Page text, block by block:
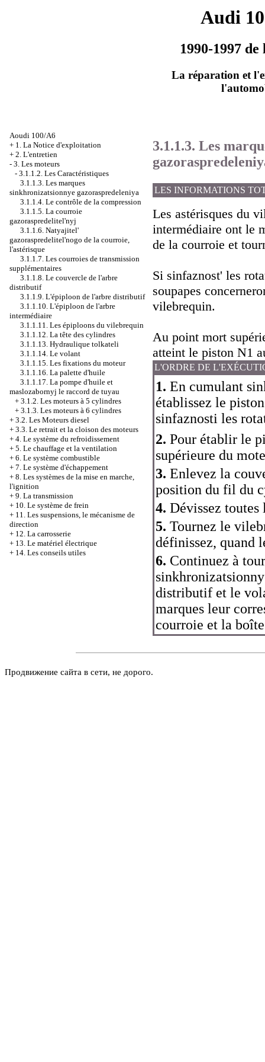
Audi
1990-1997
La réparation et
Aoudi 100/A6
+ 1. La Notice d'exploitation
+ 2. L'entretien
- 3. Les moteurs
- 3.1.1.2. Les Caractéristiques
3.1.1.3. Les marques
sinkhronizatsionnye gazoraspredeleniya
3.1.1.4. Le contrôle de la compression
3.1.1.5. La courroie
gazoraspredelitel'nyj
3.1.1.6. Natyajitel'
gazoraspredelitel'nogo de la courroie,
l'astérisque
3.1.1.7. Les courroies de transmission
supplémentaires
3.1.1.8. Le couvercle de l'arbre
distributif
3.1.1.9. L'épiploon de l'arbre distributif
3.1.1.10. L'épiploon de l'arbre
intermédiaire
3.1.1.11. Les épiploons du vilebrequin
3.1.1.12. La tête des cylindres
3.1.1.13. Hydraulique tolkateli
3.1.1.14. Le volant
3.1.1.15. Les fixations du moteur
3.1.1.16. La palette d'huile
3.1.1.17. La pompe d'huile et
maslozabornyj le raccord de tuyau
+ 3.1.2. Les moteurs à 5 cylindres
+ 3.1.3. Les moteurs à 6 cylindres
+ 3.2. Les Moteurs diesel
+ 3.3. Le retrait et la cloison des moteurs
+ 4. Le système du refroidissement
+ 5. Le chauffage et la ventilation
+ 6. Le système combustible
+ 7. Le système d'échappement
+ 8. Les systèmes de la mise en marche,
l'ignition
+ 9. La transmission
+ 10. Le système de frein
+ 11. Les suspensions, le mécanisme de
direction
+ 12. La carrosserie
+ 13. Le matériel électrique
+ 14. Les conseils utiles
3.1.1.3. Les
LES INFORMATIONS
Les astérisques du
intermédiaire ont le
de la courroie et
Si sinfaznost' les
soupapes
vilebrequin.
Au point mort
atteint le piston N1
L'ORDRE DE
1. En cumulant
établissez le
sinfaznosti les
2. Pour établir le
supérieure du
3. Enlevez la
position du fil du
4. Dévissez toutes
5. Tournez le
définissez, quand
6. Continuez à
distributif et le
marques leur
courroie et la
Продвижение сайта в сети, не дорого.